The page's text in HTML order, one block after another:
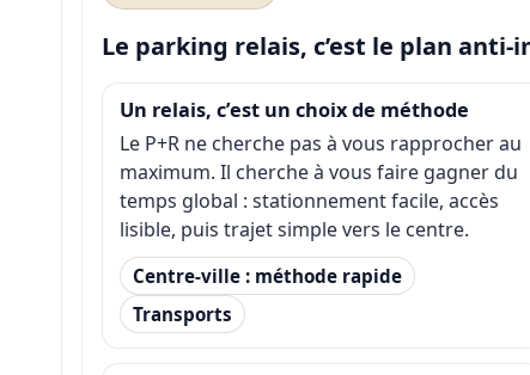
Le parking relais, c’est le plan
Un relais, c’est un choix de méthode
Le P+R ne cherche pas à vous rapprocher au
maximum. Il cherche à vous faire gagner du
temps global : stationnement facile, accès
lisible, puis trajet simple vers le centre.
Centre-ville : méthode rapide
Transports